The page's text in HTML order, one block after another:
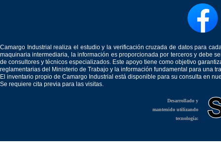
Camargo Industrial realiza el estudio y la verificación cruzada de datos para
maquinaria intermediaria, la información es proporcionada por terceros y debe
de consultores y técnicos especializados. Este apoyo tiene como objetivo
reglamentarias del Ministerio de Trabajo y la información fundamental para una
El inventario propio de Camargo Industrial está disponible para su consulta en
Se requiere cita previa para las visitas.
Desarrollado y
mantenido utilizando
tecnología: